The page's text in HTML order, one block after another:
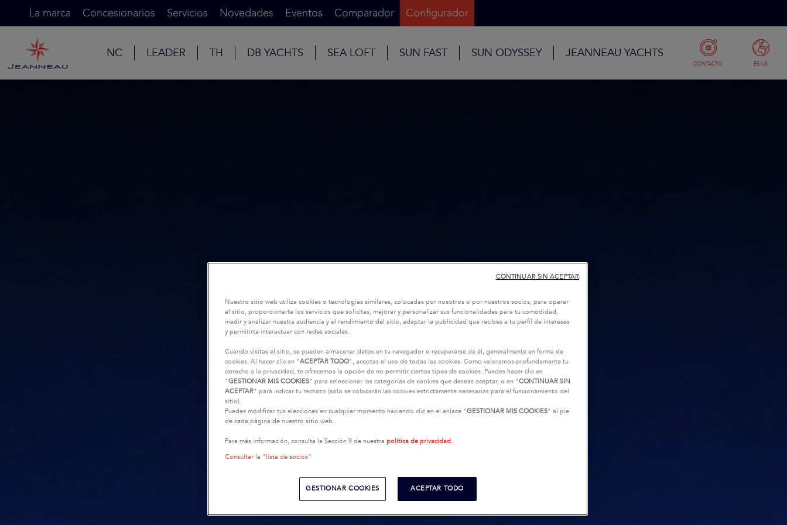
La marca Concesionarios Servicios Novedades Eventos Comparador Configurador
NC LEADER TH DB YACHTS SEA LOFT SUN FAST SUN ODYSSEY JEANNEAU YACHTS
CONTACTO ES-US
Nuestro sitio web utiliza cookies o tecnologías similares, colocadas por nosotros o por nuestros socios, para operar
el sitio, proporcionarte los servicios que solicitas, mejorar y personalizar sus funcionalidades para tu comodidad,
medir y analizar nuestra audiencia y el rendimiento del sitio, adaptar la publicidad que recibes a tu perfil de intereses
y permitirte interactuar con redes sociales.
Cuando visitas el sitio, se pueden almacenar datos en tu navegador o recuperarse de él, generalmente en forma de
cookies. Al hacer clic en "ACEPTAR TODO", aceptas el uso de todas las cookies. Como valoramos profundamente tu
derecho a la privacidad, te ofrecemos la opción de no permitir ciertos tipos de cookies. Puedes hacer clic en
"GESTIONAR MIS COOKIES" para seleccionar las categorías de cookies que deseas aceptar, o en "CONTINUAR SIN
ACEPTAR" para indicar tu rechazo (solo se colocarán las cookies estrictamente necesarias para el funcionamiento del
sitio).
Puedes modificar tus elecciones en cualquier momento haciendo clic en el enlace "GESTIONAR MIS COOKIES" al pie
de cada página de nuestro sitio web.
Para más información, consulta la Sección 9 de nuestra política de privacidad.
Consultar la "lista de socios"
GESTIONAR COOKIES ACEPTAR TODO
CONTINUAR SIN ACEPTAR